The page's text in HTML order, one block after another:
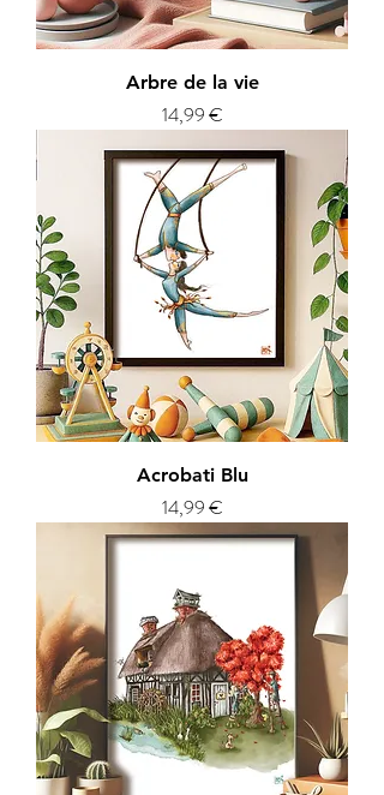
Arbre de la vie
Prix
14,99 €
Acrobati Blu
Prix
14,99 €